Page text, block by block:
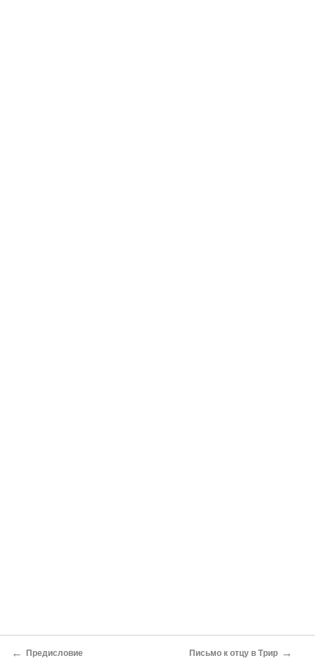
← Предисловие Письмо к отцу в Трир →